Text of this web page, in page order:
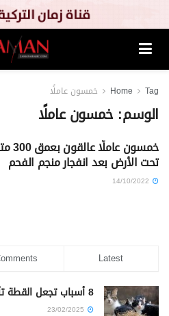
Home Tag خمسون عاملًا
الوسم:خمسون عاملًا
خمسون عاملًا
تحت الأرض بعد انفجار منجم الفحم
Latest
8 أسباب تجعل القطة تأكل صغارها